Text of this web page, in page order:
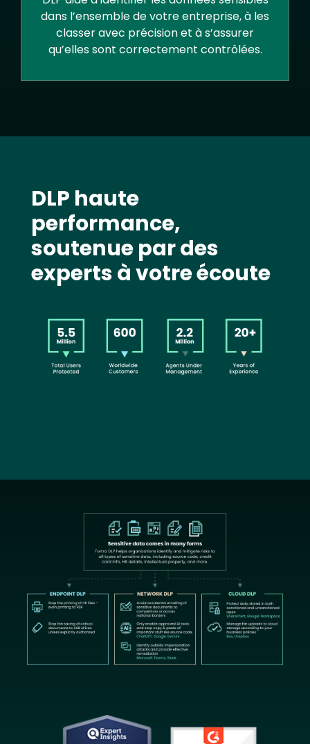
dans l’ensemble de votre entreprise, à les
classer avec précision et à s’assurer
qu’elles sont correctement contrôlées.
DLP haute
performance,
soutenue par des
experts à votre écoute
Image